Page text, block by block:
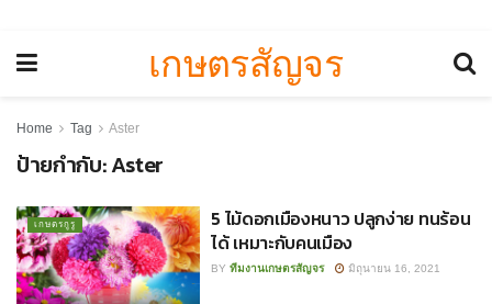
เกษตรสัญจร
Home Tag Aster
ป้ายกำกับ:Aster
เกษตรกูรู
5 ไม้ดอกเมืองหนาว ปลูกง่าย ทนร้อน
ได้ เหมาะกับคนเมือง
BY ทีมงานเกษตรสัญจร มิถุนายน 16, 2021